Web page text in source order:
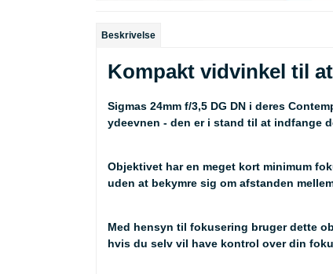
Beskrivelse
Kompakt vidvinkel til
Sigmas 24mm f/3,5 DG DN i deres
ydeevnen - den er i stand til at indfange
Objektivet har en meget kort minimum
uden at bekymre sig om afstanden
Med hensyn til fokusering bruger dette
hvis du selv vil have kontrol over din